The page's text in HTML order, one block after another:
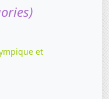
et